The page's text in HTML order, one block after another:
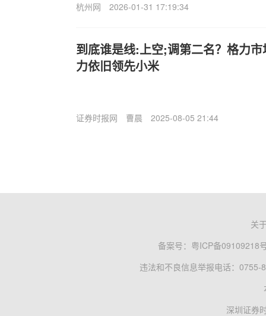
杭州网 2026-01-31 17:19:34
到底谁是线:上空;调第二名？格力
力依旧领先小米
证券时报网 曹晨 2025-08-05 21:44
关
备案号： 粤ICP备09109218
违法和不良信息举报电话：0755-
深圳证券